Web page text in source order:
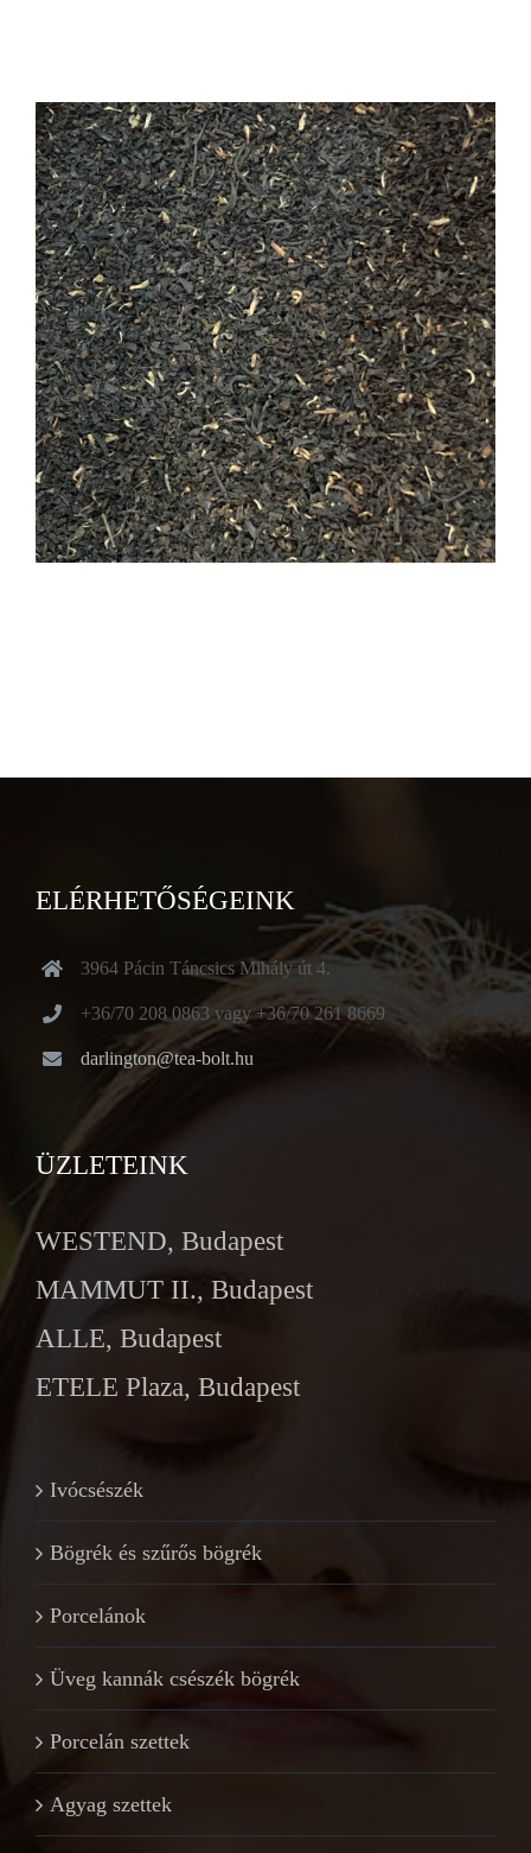
ELÉRHETŐSÉGEINK
3964 Pácin Táncsics Mihály út 4.
+36/70 208 0863 vagy +36/70 261 8669
darlington@tea-bolt.hu
ÜZLETEINK
WESTEND, Budapest
MAMMUT II., Budapest
ALLE, Budapest
ETELE Plaza, Budapest
Ivócsészék
Bögrék és szűrős bögrék
Porcelánok
Üveg kannák csészék bögrék
Porcelán szettek
Agyag szettek